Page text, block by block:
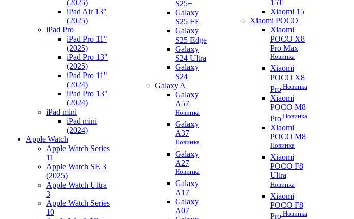
(2025)
iPad Air 13"
(2025)
iPad Pro
iPad Pro 11"
(2025)
iPad Pro 13"
(2025)
iPad Pro 11"
(2024)
iPad Pro 13"
(2024)
iPad mini
iPad mini
(2024)
Apple Watch
Apple Watch Series
11
Apple Watch SE 3
(2025)
Apple Watch Ultra
3
Apple Watch Series
10
S25+
Galaxy
S25 FE
Galaxy
S25 Edge
Galaxy
S24 Ultra
Galaxy
S24
Galaxy A
Galaxy
A57
Новинка
Galaxy
A37
Новинка
Galaxy
A27
Новинка
Galaxy
A17
Galaxy
A07
15T
Xiaomi 15
Xiaomi POCO
Xiaomi
POCO X8
Pro Max
Новинка
Xiaomi
POCO X8
Pro Новинка
Xiaomi
POCO M8
Pro Новинка
Xiaomi
POCO M8
Новинка
Xiaomi
POCO F8
Ultra
Новинка
Xiaomi
POCO F8
Pro Новинка